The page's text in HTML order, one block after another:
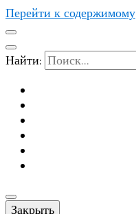
Перейти к содержимому
Найти:
Закрыть